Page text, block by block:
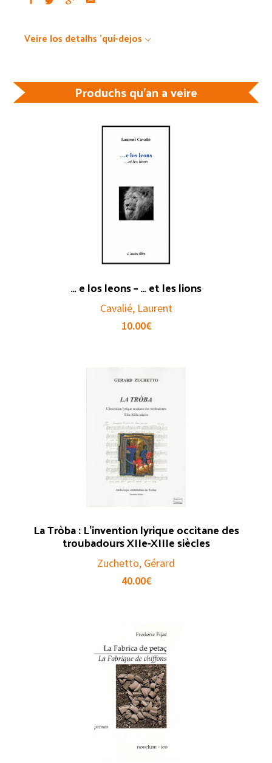
Veire los detalhs 'quí-dejos
Produchs qu'an a veire
… e los leons – … et les lions
Cavalié, Laurent
10.00€
La Tròba : L’invention lyrique occitane des
troubadours XIIe-XIIIe siècles
Zuchetto, Gérard
40.00€